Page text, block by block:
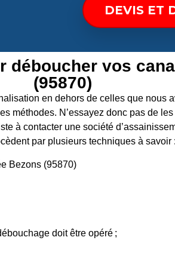
DEVIS ET
déboucher vos
(95870)
en dehors de celles que nous
méthodes. N’essayez donc pas de
à contacter une société
par plusieurs techniques à savoir :
Bezons (95870)
doit être opéré ;